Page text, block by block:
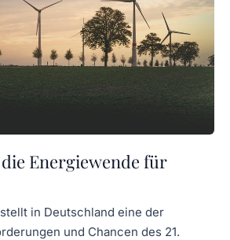
Energiewende für
in Deutschland eine der
und Chancen des 21.